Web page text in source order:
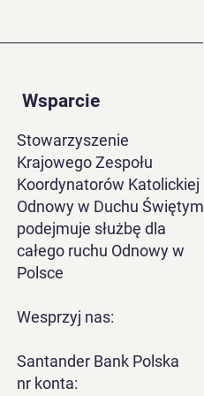
Wsparcie
Stowarzyszenie
Krajowego Zespołu
Koordynatorów Katolickiej
Odnowy w Duchu Świętym
podejmuje służbę dla
całego ruchu Odnowy w
Polsce
Wesprzyj nas:
Santander Bank Polska
nr konta: